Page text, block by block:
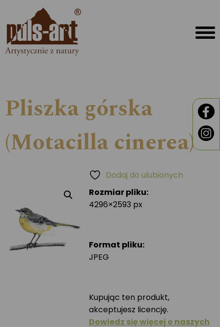
Pliszka górska
(Motacilla cinerea)
Rozmiar pliku:
4296×2593 px
Format pliku:
JPEG
Kupując ten produkt,
akceptujesz licencję.
Dowiedz się więcej o naszych
Dodaj do ulubionych